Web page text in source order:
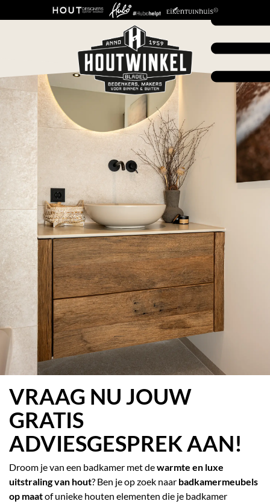
VRAAG NU JE GRATIS
ADVIESGESPREK AAN!
VRAAG NU JOUW
GRATIS
ADVIESGESPREKAAN!
Droom je van een badkamer met dewarmte en luxe
uitstraling van hout? Ben je op zoek naar badkamermeubels
op maatof unieke houten elementen die je badkamer